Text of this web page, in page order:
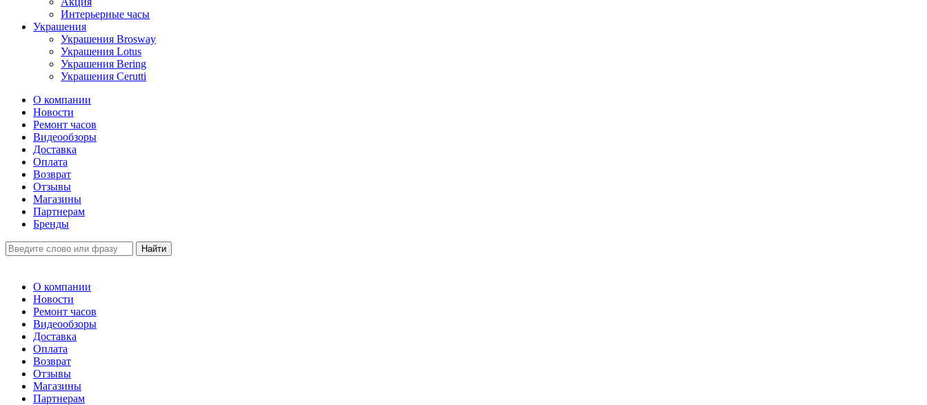
Интерьерные часы
Украшения
Украшения Brosway
Украшения Lotus
Украшения Bering
Украшения Cerutti
О компании
Новости
Ремонт часов
Видеообзоры
Доставка
Оплата
Возврат
Отзывы
Магазины
Партнерам
Бренды
О компании
Новости
Ремонт часов
Видеообзоры
Доставка
Оплата
Возврат
Отзывы
Магазины
Партнерам